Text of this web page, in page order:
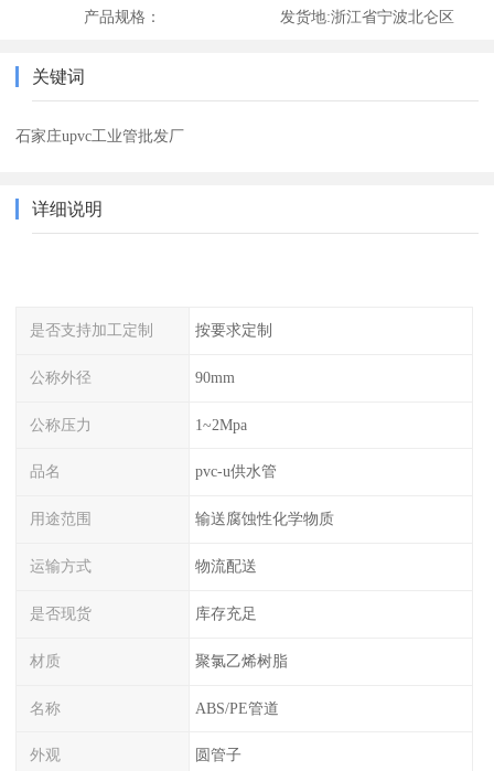
产品规格： 发货地:浙江省宁波北仑区
关键词
石家庄upvc工业管批发厂
详细说明
是否支持加工定制 按要求定制
公称外径 90mm
公称压力 1~2Mpa
品名 pvc-u供水管
用途范围 输送腐蚀性化学物质
运输方式 物流配送
是否现货 库存充足
材质 聚氯乙烯树脂
名称 ABS/PE管道
外观 圆管子